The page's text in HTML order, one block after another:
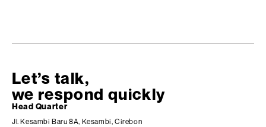
Let’s talk,
we respond quickly
Head Quarter
Jl. Kesambi Baru 8A, Kesambi, Cirebon